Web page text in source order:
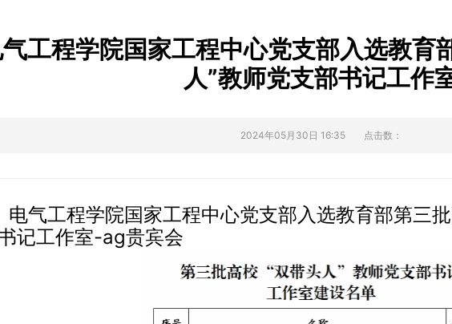
工程学院国家工程中心党支部入选教育
人”教师党支部书记工作
2024年05月30日 16:35 点击数：
电气工程学院国家工程中心党支部入选教育部第三
记工作室-ag贵宾会